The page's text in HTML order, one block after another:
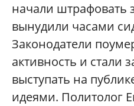
начали штрафовать
вынудили часами
Законодатели
активность и стали
выступать на
идеями. Политолог